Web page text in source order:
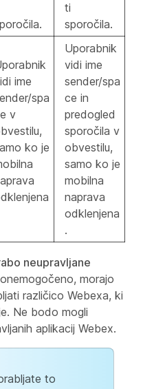
ti
sporočila.
ime
spa
v
ko je
Uporabnik
vidi ime
sender/spa
ce in
predogled
sporočila v
obvestilu,
samo ko je
mobilna
naprava
odklenjena
.
neupravljane
morajo
različico Webexa, ki
Ne bodo mogli
aplikacij Webex.
to